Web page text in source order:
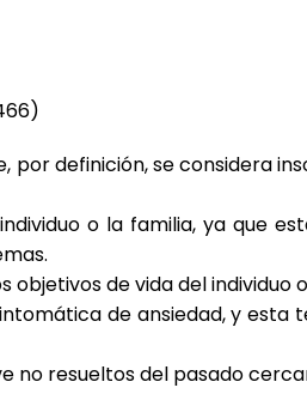
definición, se considera
o la familia, ya que
objetivos de vida del individuo
de ansiedad, y esta
no resueltos del pasado